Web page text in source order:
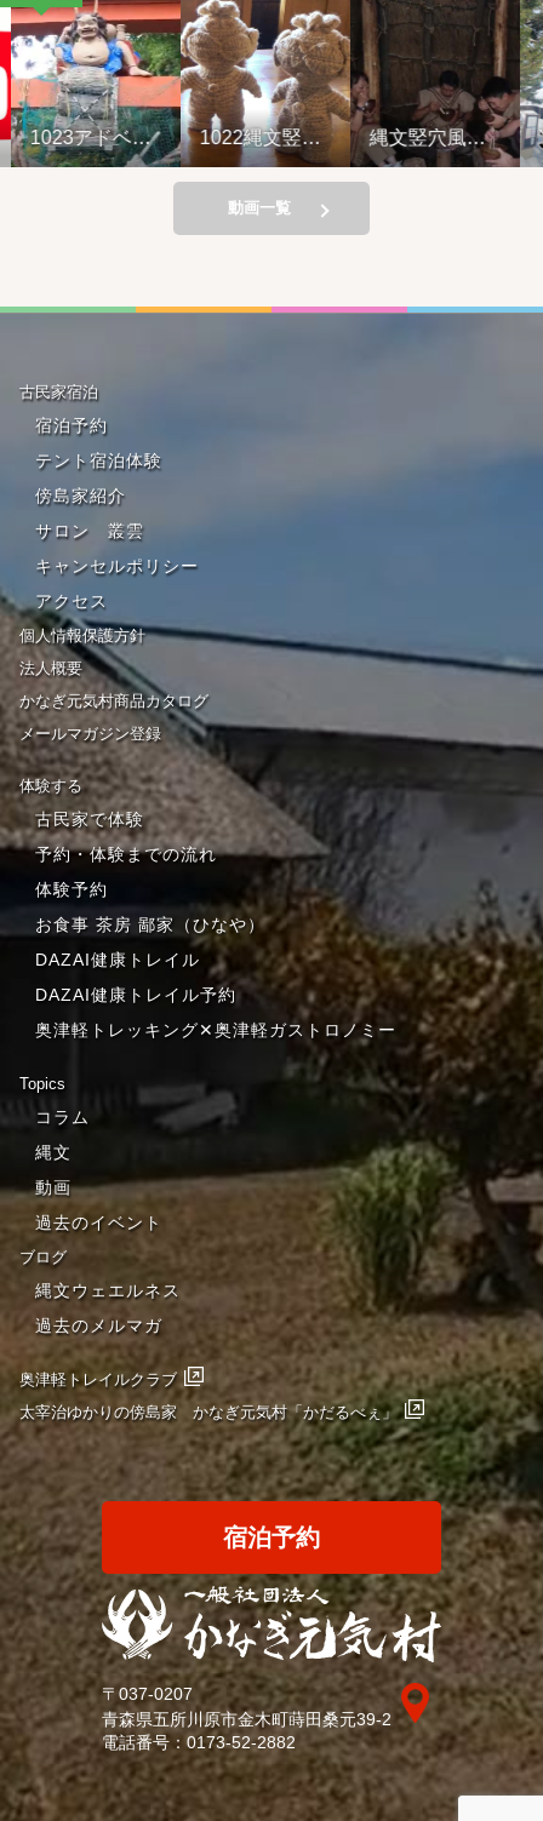
1023アドベン
チャーライド&
1022縄文竪穴
風住居設営と
縄文竪穴風住
居設営と縄文
動画一覧
古民家宿泊
宿泊予約
テント宿泊体験
傍島家紹介
サロン 叢雲
キャンセルポリシー
アクセス
個人情報保護方針
法人概要
かなぎ元気村商品カタログ
メールマガジン登録
体験する
古民家で体験
予約・体験までの流れ
体験予約
お食事 茶房 鄙家（ひなや）
DAZAI健康トレイル
DAZAI健康トレイル予約
奥津軽トレッキング✕奥津軽ガストロノミー
Topics
コラム
縄文
動画
過去のイベント
ブログ
縄文ウェエルネス
過去のメルマガ
奥津軽トレイルクラブ
太宰治ゆかりの傍島家 かなぎ元気村「かだるべぇ」
宿泊予約
〒037-0207
青森県五所川原市金木町蒔田桑元39-2
電話番号： 0173-52-2882